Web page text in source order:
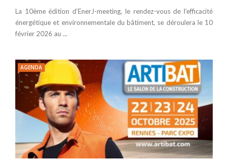
La 10ème édition d’EnerJ-meeting, le rendez-vous de l’efficacité
énergétique et environnementale du bâtiment, se déroulera le 10
février 2026 au ...
AGENDA